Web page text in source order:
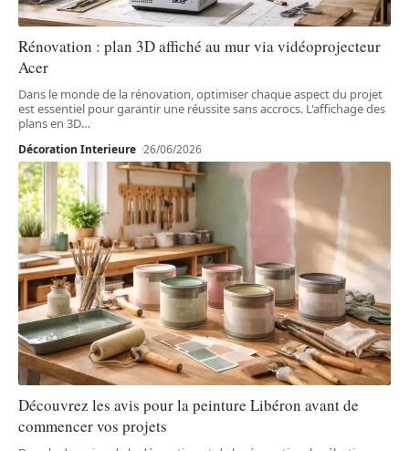
Rénovation : plan 3D affiché au mur via vidéoprojecteur
Acer
Dans le monde de la rénovation, optimiser chaque aspect du projet
est essentiel pour garantir une réussite sans accrocs. L'affichage des
plans en 3D…
Décoration Interieure 26/06/2026
Découvrez les avis pour la peinture Libéron avant de
commencer vos projets